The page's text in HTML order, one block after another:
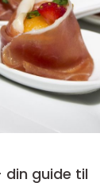
guide til